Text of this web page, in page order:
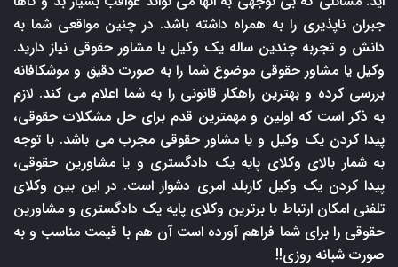
جبران ناپذیری را به همراه داشته باشد. در چنین مواقعی شما به
دانش و تجربه چندین ساله یک وکیل یا مشاور حقوقی نیاز دارید.
وکیل یا مشاور حقوقی موضوع شما را به صورت دقیق و موشکافانه
بررسی کرده و بهترین راهکار قانونی را به شما اعلام می کند. لازم
به ذکر است که اولین و مهمترین قدم برای حل مشکلات حقوقی،
پیدا کردن یک وکیل و یا مشاور حقوقی مجرب می باشد. با توجه
به شمار بالای وکلای پایه یک دادگستری و یا مشاورین حقوقی،
پیدا کردن یک وکیل کاربلد امری دشوار است. در این بین وکلای
تلفنی امکان ارتباط با برترین وکلای پایه یک دادگستری و مشاورین
حقوقی را برای شما فراهم آورده است آن هم با قیمت مناسب و به
صورت شبانه روزی!!